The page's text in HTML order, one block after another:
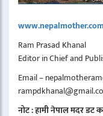
www.nepalmother.com
Ram Prasad Khanal
Editor in Chief and
Email –
नोट : हामी नेपाल मदर डट